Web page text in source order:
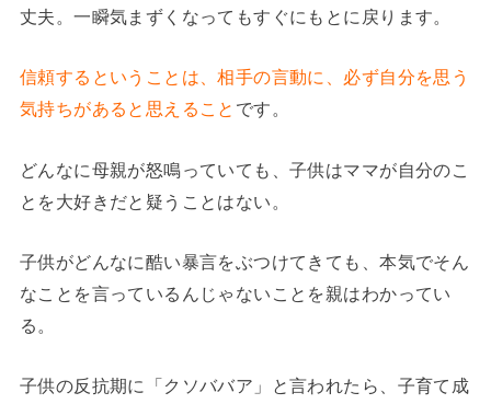
丈夫。一瞬気まずくなってもすぐにもとに戻ります。
信頼するということは、相手の言動に、必ず自分を思う
気持ちがあると思えること です。
どんなに母親が怒鳴っていても、子供はママが自分のこ
とを大好きだと疑うことはない。
子供がどんなに酷い暴言をぶつけてきても、本気でそん
なことを言っているんじゃないことを親はわかってい
る。
子供の反抗期に「クソババア」と言われたら、子育て成